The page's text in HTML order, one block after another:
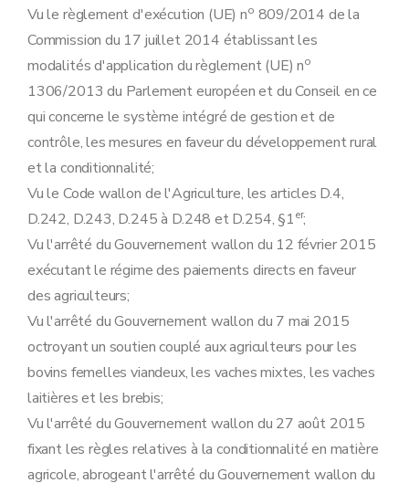
Vu le règlement d'exécution (UE) no 809/2014 de la
Commission du 17 juillet 2014 établissant les
modalités d'application du règlement (UE) no
1306/2013 du Parlement européen et du Conseil en ce
qui concerne le système intégré de gestion et de
contrôle, les mesures en faveur du développement rural
et la conditionnalité;
Vu le Code wallon de l'Agriculture, les articles D.4,
D.242, D.243, D.245 à D.248 et D.254, §1er;
Vu l'arrêté du Gouvernement wallon du 12 février 2015
exécutant le régime des paiements directs en faveur
des agriculteurs;
Vu l'arrêté du Gouvernement wallon du 7 mai 2015
octroyant un soutien couplé aux agriculteurs pour les
bovins femelles viandeux, les vaches mixtes, les vaches
laitières et les brebis;
Vu l'arrêté du Gouvernement wallon du 27 août 2015
fixant les règles relatives à la conditionnalité en matière
agricole, abrogeant l'arrêté du Gouvernement wallon du